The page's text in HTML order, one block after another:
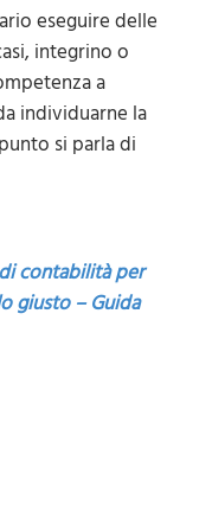
eseguire delle
integrino o
a
individuarne la
si parla di
contabilità per
giusto – Guida